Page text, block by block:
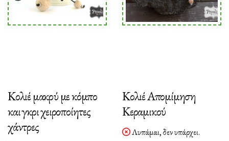
Κολιέ μακρύ με κόμπο
και γκρι χειροποίητες
χάντρες
Κολιέ Απομίμηση
Κεραμικού
Λυπάμαι, δεν υπάρχει.